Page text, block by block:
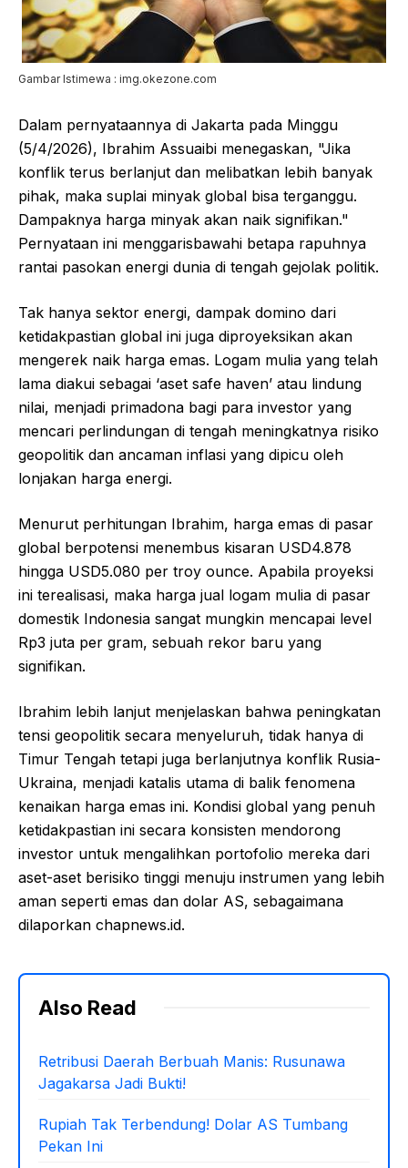
Gambar Istimewa : img.okezone.com
Dalam pernyataannya di Jakarta pada Minggu
(5/4/2026), Ibrahim Assuaibi menegaskan, "Jika
konflik terus berlanjut dan melibatkan lebih banyak
pihak, maka suplai minyak global bisa terganggu.
Dampaknya harga minyak akan naik signifikan."
Pernyataan ini menggarisbawahi betapa rapuhnya
rantai pasokan energi dunia di tengah gejolak politik.
Tak hanya sektor energi, dampak domino dari
ketidakpastian global ini juga diproyeksikan akan
mengerek naik harga emas. Logam mulia yang telah
lama diakui sebagai ‘aset safe haven’ atau lindung
nilai, menjadi primadona bagi para investor yang
mencari perlindungan di tengah meningkatnya risiko
geopolitik dan ancaman inflasi yang dipicu oleh
lonjakan harga energi.
Menurut perhitungan Ibrahim, harga emas di pasar
global berpotensi menembus kisaran USD4.878
hingga USD5.080 per troy ounce. Apabila proyeksi
ini terealisasi, maka harga jual logam mulia di pasar
domestik Indonesia sangat mungkin mencapai level
Rp3 juta per gram, sebuah rekor baru yang
signifikan.
Ibrahim lebih lanjut menjelaskan bahwa peningkatan
tensi geopolitik secara menyeluruh, tidak hanya di
Timur Tengah tetapi juga berlanjutnya konflik Rusia-
Ukraina, menjadi katalis utama di balik fenomena
kenaikan harga emas ini. Kondisi global yang penuh
ketidakpastian ini secara konsisten mendorong
investor untuk mengalihkan portofolio mereka dari
aset-aset berisiko tinggi menuju instrumen yang lebih
aman seperti emas dan dolar AS, sebagaimana
dilaporkan chapnews.id.
Also Read
Retribusi Daerah Berbuah Manis: Rusunawa
Jagakarsa Jadi Bukti!
Rupiah Tak Terbendung! Dolar AS Tumbang
Pekan Ini